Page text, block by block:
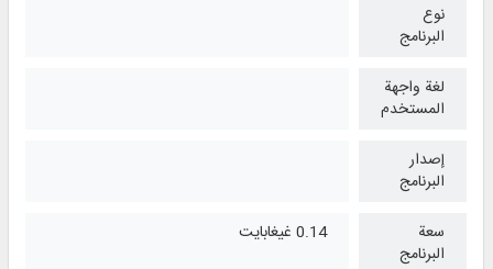
نوع
البرنامج
لغة واجهة
المستخدم
إصدار
البرنامج
سعة
البرنامج
0.14 غيغابايت